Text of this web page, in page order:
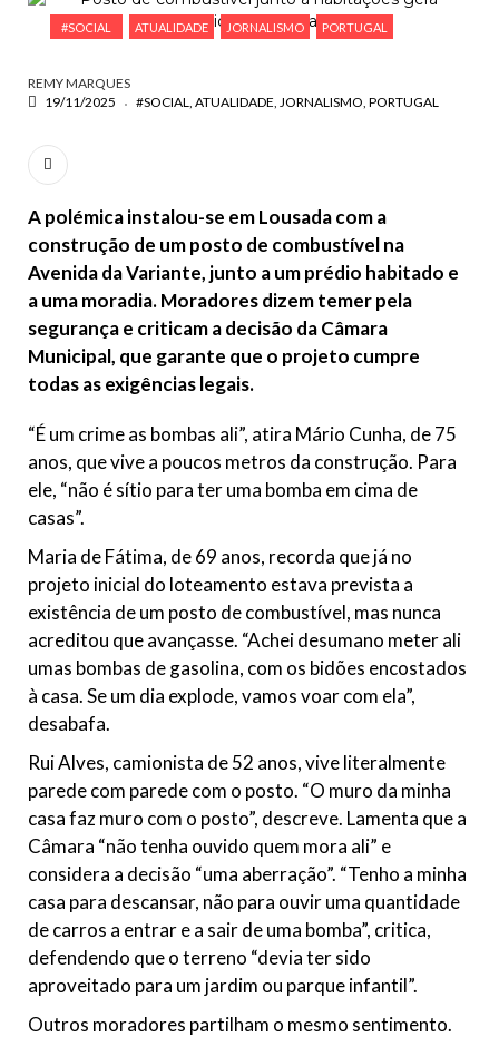
ESCREVA O QUE PROCURA E PRIMA ENTER
#SOCIAL ATUALIDADE JORNALISMO PORTUGAL
REMY MARQUES
19/11/2025
#SOCIAL ATUALIDADE JORNALISMO PORTUGAL
A polémica instalou-se em Lousada com a
construção de um posto de combustível na
Avenida da Variante, junto a um prédio habitado e
a uma moradia. Moradores dizem temer pela
segurança e criticam a decisão da Câmara
Municipal, que garante que o projeto cumpre
todas as exigências legais.
“É um crime as bombas ali”, atira Mário Cunha, de 75
anos, que vive a poucos metros da construção. Para
ele, “não é sítio para ter uma bomba em cima de
casas”.
Maria de Fátima, de 69 anos, recorda que já no
projeto inicial do loteamento estava prevista a
existência de um posto de combustível, mas nunca
acreditou que avançasse. “Achei desumano meter ali
umas bombas de gasolina, com os bidões encostados
à casa. Se um dia explode, vamos voar com ela”,
desabafa.
Rui Alves, camionista de 52 anos, vive literalmente
parede com parede com o posto. “O muro da minha
casa faz muro com o posto”, descreve. Lamenta que a
Câmara “não tenha ouvido quem mora ali” e
considera a decisão “uma aberração”. “Tenho a minha
casa para descansar, não para ouvir uma quantidade
de carros a entrar e a sair de uma bomba”, critica,
defendendo que o terreno “devia ter sido
aproveitado para um jardim ou parque infantil”.
Outros moradores partilham o mesmo sentimento.